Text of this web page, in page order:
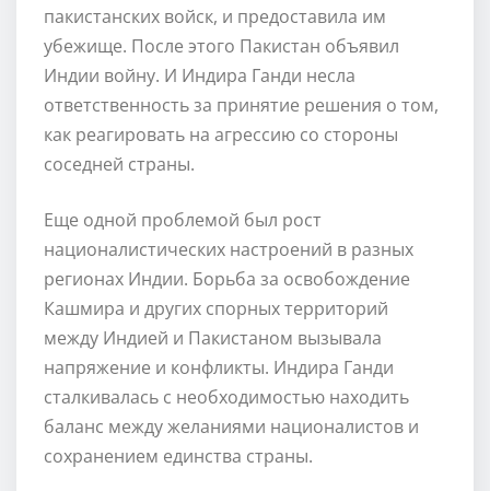
пакистанских войск, и предоставила им
убежище. После этого Пакистан объявил
Индии войну. И Индира Ганди несла
ответственность за принятие решения о том,
как реагировать на агрессию со стороны
соседней страны.
Еще одной проблемой был рост
националистических настроений в разных
регионах Индии. Борьба за освобождение
Кашмира и других спорных территорий
между Индией и Пакистаном вызывала
напряжение и конфликты. Индира Ганди
сталкивалась с необходимостью находить
баланс между желаниями националистов и
сохранением единства страны.